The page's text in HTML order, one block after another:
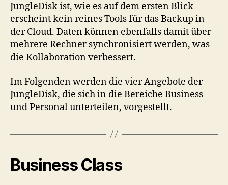
JungleDisk ist, wie es auf dem ersten Blick
erscheint kein reines Tools für das Backup in
der Cloud. Daten können ebenfalls damit über
mehrere Rechner synchronisiert werden, was
die Kollaboration verbessert.
Im Folgenden werden die vier Angebote der
JungleDisk, die sich in die Bereiche Business
und Personal unterteilen, vorgestellt.
Business Class